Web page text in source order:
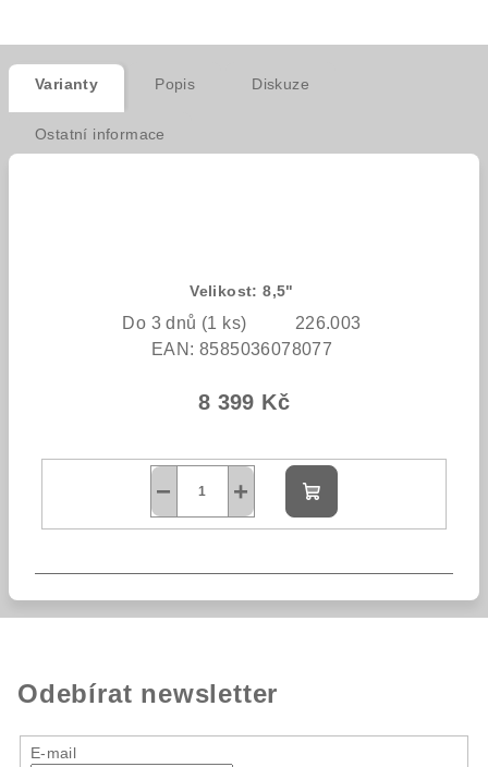
Varianty Popis Diskuze
Ostatní informace
Velikost: 8,5"
Do 3 dnů (1 ks)
226.003
EAN: 8585036078077
8 399 Kč
+
−
Do
košíku
Odebírat newsletter
E-mail